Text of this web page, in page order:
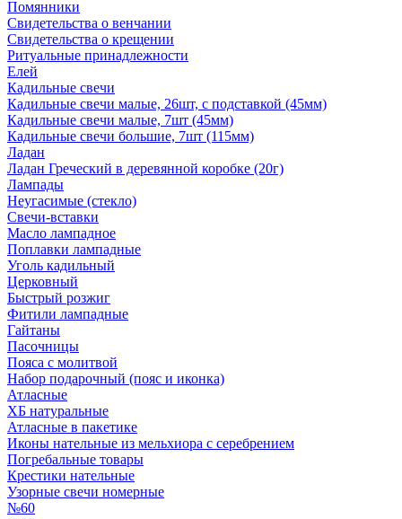
Помянники
Свидетельства о венчании
Свидетельства о крещении
Ритуальные принадлежности
Елей
Кадильные свечи
Кадильные свечи малые, 26шт, с подставкой (45мм)
Кадильные свечи малые, 7шт (45мм)
Кадильные свечи большие, 7шт (115мм)
Ладан
Ладан Греческий в деревянной коробке (20г)
Лампады
Неугасимые (стекло)
Свечи-вставки
Масло лампадное
Поплавки лампадные
Уголь кадильный
Церковный
Быстрый розжиг
Фитили лампадные
Гайтаны
Пасочницы
Пояса с молитвой
Набор подарочный (пояс и иконка)
Атласные
ХБ натуральные
Атласные в пакетике
Иконы нательные из мельхиора с серебрением
Погребальные товары
Крестики нательные
Узорные свечи номерные
№60